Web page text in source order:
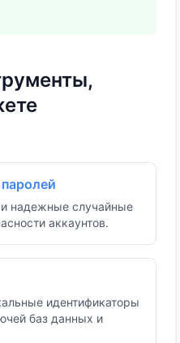
и надежные случайные
аккаунтов.
идентификаторы
баз данных и